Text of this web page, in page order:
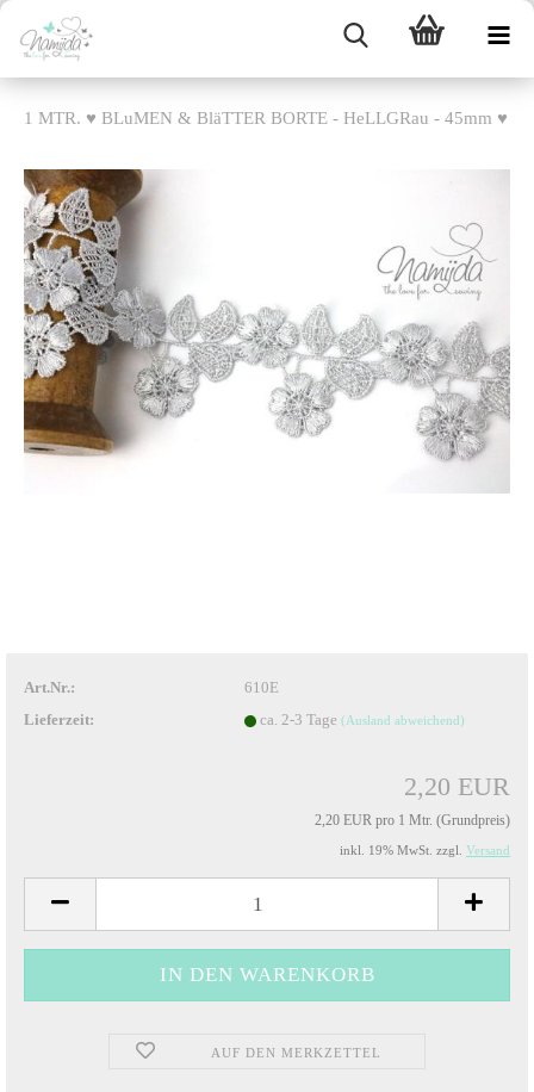
1 MTR. ♥ BLuMEN & BläTTER BORTE - HeLLGRau - 45mm ♥
Art.Nr.:
610E
Lieferzeit:
ca. 2-3 Tage (Ausland abweichend)
2,20 EUR
2,20 EUR pro 1 Mtr. (Grundpreis)
inkl. 19% MwSt. zzgl. Versand
AUF DEN MERKZETTEL